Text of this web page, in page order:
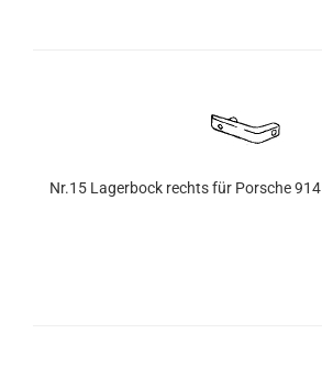
Nr.15 Lagerbock rechts für Porsche 914